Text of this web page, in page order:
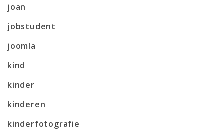
joan
jobstudent
joomla
kind
kinder
kinderen
kinderfotografie